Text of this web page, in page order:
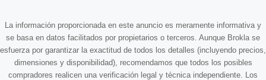
La información proporcionada en este anuncio es meramente informativa y
se basa en datos facilitados por propietarios o terceros. Aunque Brokla se
esfuerza por garantizar la exactitud de todos los detalles (incluyendo precios,
dimensiones y disponibilidad), recomendamos que todos los posibles
compradores realicen una verificación legal y técnica independiente. Los